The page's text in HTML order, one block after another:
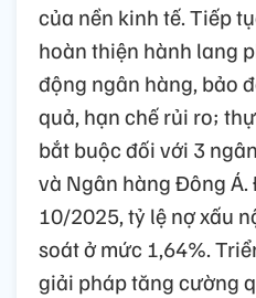
của nền kinh tế. Tiếp
hoàn thiện hành lang
động ngân hàng, bảo
quả, hạn chế rủi ro;
bắt buộc đối với 3
và Ngân hàng Đông
10/2025, tỷ lệ nợ xấu
soát ở mức 1,64%.
giải pháp tăng cường